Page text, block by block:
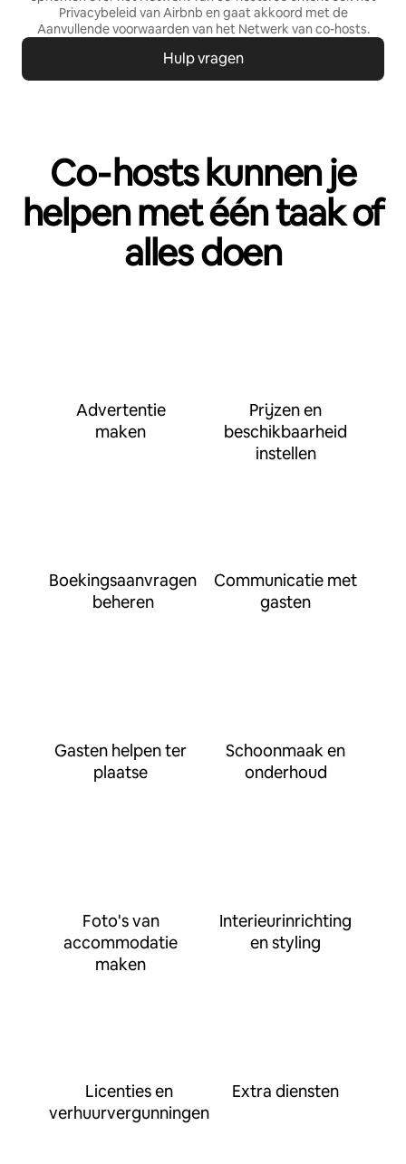
Privacybeleid van Airbnb en gaat akkoord met de
Aanvullende voorwaarden van het Netwerk van co-hosts.
Hulp vragen
Co‑hosts kunnen je
helpen met één taak of
alles doen
Advertentie
maken
Prijzen en
beschikbaarheid
instellen
Boekingsaanvragen
beheren
Communicatie met
gasten
Gasten helpen ter
plaatse
Schoonmaak en
onderhoud
Foto's van
accommodatie
maken
Interieurinrichting
en styling
Licenties en
verhuurvergunningen
Extra diensten